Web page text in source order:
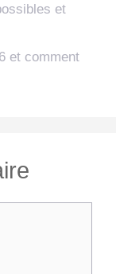
et
et comment